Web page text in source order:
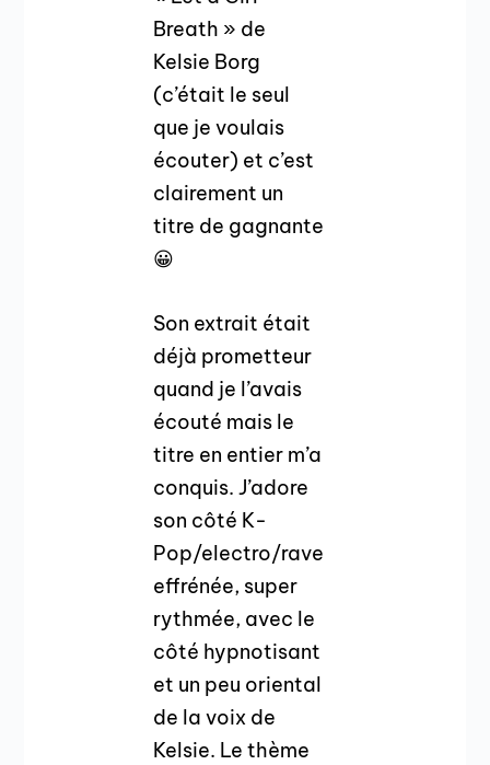
Breath » de
Kelsie Borg
(c’était le seul
que je voulais
écouter) et c’est
clairement un
titre de gagnante
😀
Son extrait était
déjà prometteur
quand je l’avais
écouté mais le
titre en entier m’a
conquis. J’adore
son côté K-
Pop/electro/rave
effrénée, super
rythmée, avec le
côté hypnotisant
et un peu oriental
de la voix de
Kelsie. Le thème